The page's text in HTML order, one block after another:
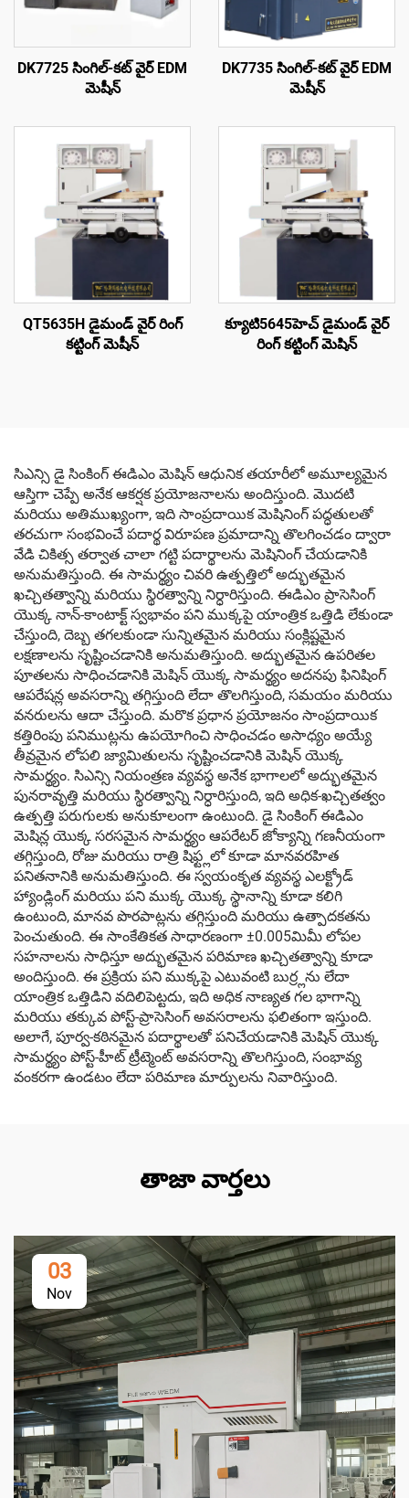
DK7725 సింగిల్-కట్ వైర్ EDM
మెషీన్
DK7735 సింగిల్-కట్ వైర్ EDM
మెషీన్
QT5635H డైమండ్ వైర్ రింగ్
కట్టింగ్ మెషీన్
క్యూటి5645హెచ్ డైమండ్ వైర్
రింగ్ కట్టింగ్ మెషిన్
సిఎన్సి డై సింకింగ్ ఈడిఎం మెషిన్ ఆధునిక తయారీలో అమూల్యమైన
ఆస్తిగా చెప్పే అనేక ఆకర్షక ప్రయోజనాలను అందిస్తుంది. మొదటి
మరియు అతిముఖ్యంగా, ఇది సాంప్రదాయిక మెషినింగ్ పద్ధతులతో
తరచుగా సంభవించే పదార్థ విరూపణ ప్రమాదాన్ని తొలగించడం ద్వారా
వేడి చికిత్స తర్వాత చాలా గట్టి పదార్థాలను మెషినింగ్ చేయడానికి
అనుమతిస్తుంది. ఈ సామర్థ్యం చివరి ఉత్పత్తిలో అద్భుతమైన
ఖచ్చితత్వాన్ని మరియు స్థిరత్వాన్ని నిర్ధారిస్తుంది. ఈడిఎం ప్రాసెసింగ్
యొక్క నాన్-కాంటాక్ట్ స్వభావం పని ముక్కపై యాంత్రిక ఒత్తిడి లేకుండా
చేస్తుంది, దెబ్బ తగలకుండా సున్నితమైన మరియు సంక్లిష్టమైన
లక్షణాలను సృష్టించడానికి అనుమతిస్తుంది. అద్భుతమైన ఉపరితల
పూతలను సాధించడానికి మెషిన్ యొక్క సామర్థ్యం అదనపు ఫినిషింగ్
ఆపరేషన్ల అవసరాన్ని తగ్గిస్తుంది లేదా తొలగిస్తుంది, సమయం మరియు
వనరులను ఆదా చేస్తుంది. మరొక ప్రధాన ప్రయోజనం సాంప్రదాయిక
కత్తిరింపు పనిముట్లను ఉపయోగించి సాధించడం అసాధ్యం అయ్యే
తీవ్రమైన లోపలి జ్యామితులను సృష్టించడానికి మెషిన్ యొక్క
సామర్థ్యం. సిఎన్సి నియంత్రణ వ్యవస్థ అనేక భాగాలలో అద్భుతమైన
పునరావృత్తి మరియు స్థిరత్వాన్ని నిర్ధారిస్తుంది, ఇది అధిక-ఖచ్చితత్వం
ఉత్పత్తి పరుగులకు అనుకూలంగా ఉంటుంది. డై సింకింగ్ ఈడిఎం
మెషిన్ల యొక్క సరసమైన సామర్థ్యం ఆపరేటర్ జోక్యాన్ని గణనీయంగా
తగ్గిస్తుంది, రోజు మరియు రాత్రి షిఫ్ట్లలో కూడా మానవరహిత
పనితనానికి అనుమతిస్తుంది. ఈ స్వయంకృత వ్యవస్థ ఎలక్ట్రోడ్
హ్యాండ్లింగ్ మరియు పని ముక్క యొక్క స్థానాన్ని కూడా కలిగి
ఉంటుంది, మానవ పొరపాట్లను తగ్గిస్తుంది మరియు ఉత్పాదకతను
పెంచుతుంది. ఈ సాంకేతికత సాధారణంగా ±0.005మిమీ లోపల
సహనాలను సాధిస్తూ అద్భుతమైన పరిమాణ ఖచ్చితత్వాన్ని కూడా
అందిస్తుంది. ఈ ప్రక్రియ పని ముక్కపై ఎటువంటి బుర్ర్లను లేదా
యాంత్రిక ఒత్తిడిని వదిలిపెట్టదు, ఇది అధిక నాణ్యత గల భాగాన్ని
మరియు తక్కువ పోస్ట్-ప్రాసెసింగ్ అవసరాలను ఫలితంగా ఇస్తుంది.
అలాగే, పూర్వ-కఠినమైన పదార్థాలతో పనిచేయడానికి మెషిన్ యొక్క
సామర్థ్యం పోస్ట్-హీట్ ట్రీట్మెంట్ అవసరాన్ని తొలగిస్తుంది, సంభావ్య
వంకరగా ఉండటం లేదా పరిమాణ మార్పులను నివారిస్తుంది.
తాజా వార్తలు
03
Nov